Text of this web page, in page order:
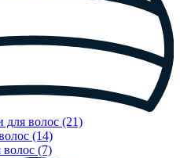
волос (21)
(14)
(7)